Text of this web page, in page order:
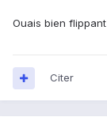
Ouais bien
Citer